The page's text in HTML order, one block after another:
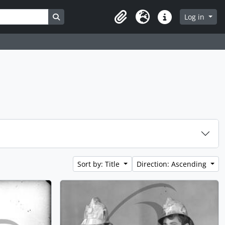
Search in browse page
ClipboardLanguageQuick linksLog in
Sort by: Title Direction: Ascending